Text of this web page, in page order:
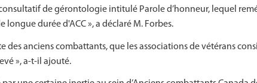
de gérontologie intitulé Parole d’honneur, lequel
durée d'ACC », a déclaré M. Forbes.
des anciens combattants, que les associations de vétérans
», a-t-il ajouté.